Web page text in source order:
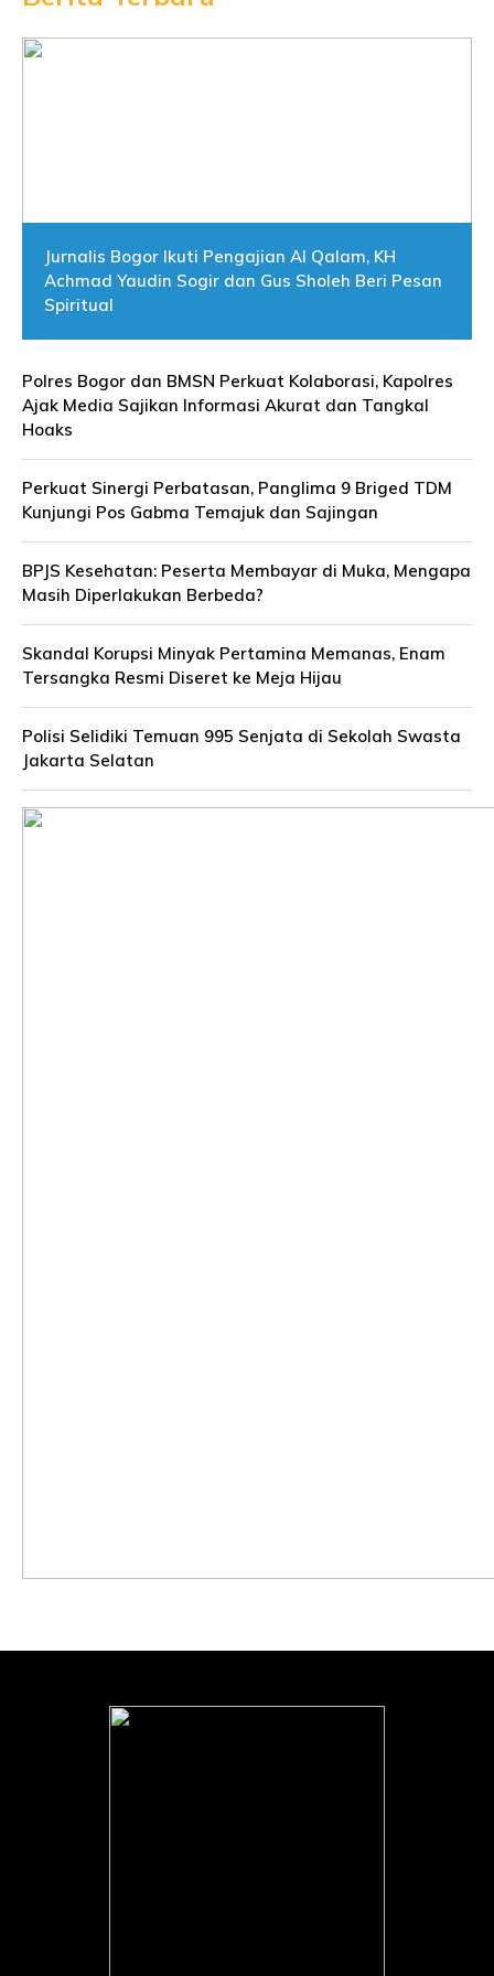
Jurnalis Bogor Ikuti Pengajian Al Qalam, KH
Achmad Yaudin Sogir dan Gus Sholeh Beri Pesan
Spiritual
Polres Bogor dan BMSN Perkuat Kolaborasi, Kapolres
Ajak Media Sajikan Informasi Akurat dan Tangkal
Hoaks
Perkuat Sinergi Perbatasan, Panglima 9 Briged TDM
Kunjungi Pos Gabma Temajuk dan Sajingan
BPJS Kesehatan: Peserta Membayar di Muka, Mengapa
Masih Diperlakukan Berbeda?
Skandal Korupsi Minyak Pertamina Memanas, Enam
Tersangka Resmi Diseret ke Meja Hijau
Polisi Selidiki Temuan 995 Senjata di Sekolah Swasta
Jakarta Selatan